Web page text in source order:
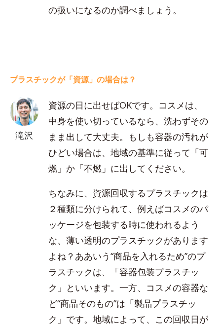
の扱いになるのか調べましょう。
プラスチックが「資源」の場合は？
滝沢
資源の日に出せばOKです。コスメは、
中身を使い切っているなら、洗わずその
まま出して大丈夫。もしも容器の汚れが
ひどい場合は、地域の基準に従って「可
燃」か「不燃」に出してください。
ちなみに、資源回収するプラスチックは
２種類に分けられて、例えばコスメのパ
ッケージを包装する時に使われるよう
な、薄い透明のプラスチックがあります
よね？ああいう“商品を入れるため”のプ
ラスチックは、「容器包装プラスチッ
ク」といいます。一方、コスメの容器な
ど“商品そのもの”は「製品プラスチッ
ク」です。地域によって、この回収日が